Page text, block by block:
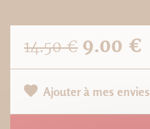
14.50 € 9.00 €
Ajouter à mes envies